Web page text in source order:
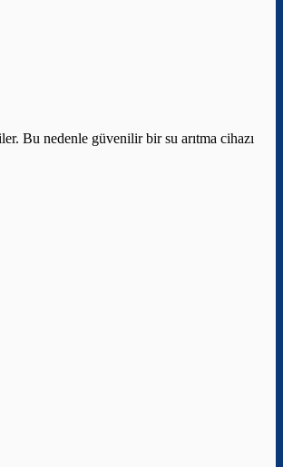
Bu nedenle güvenilir bir su arıtma cihazı